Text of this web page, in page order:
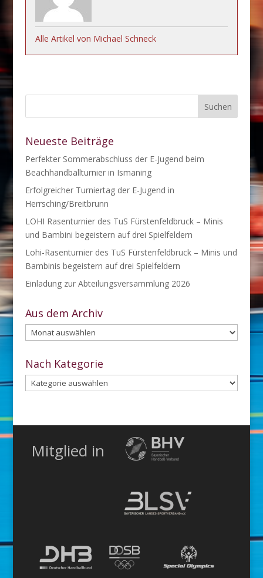
Alle Artikel von Michael Schneck
Neueste Beiträge
Perfekter Sommerabschluss der E-Jugend beim
Beachhandballturnier in Ismaning
Erfolgreicher Turniertag der E-Jugend in
Herrsching/Breitbrunn
LOHI Rasenturnier des TuS Fürstenfeldbruck – Minis
und Bambini begeistern auf drei Spielfeldern
Lohi-Rasenturnier des TuS Fürstenfeldbruck – Minis und
Bambinis begeistern auf drei Spielfeldern
Einladung zur Abteilungsversammlung 2026
Aus dem Archiv
Aus
dem
Archiv
Nach Kategorie
Nach
Kategorie
Mitglied in